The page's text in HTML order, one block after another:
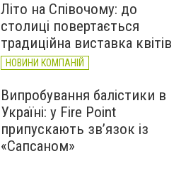
Літо на Співочому: до
столиці повертається
традиційна виставка квітів
НОВИНИ КОМПАНІЙ
Випробування балістики в
Україні: у Fire Point
припускають зв’язок із
«Сапсаном»